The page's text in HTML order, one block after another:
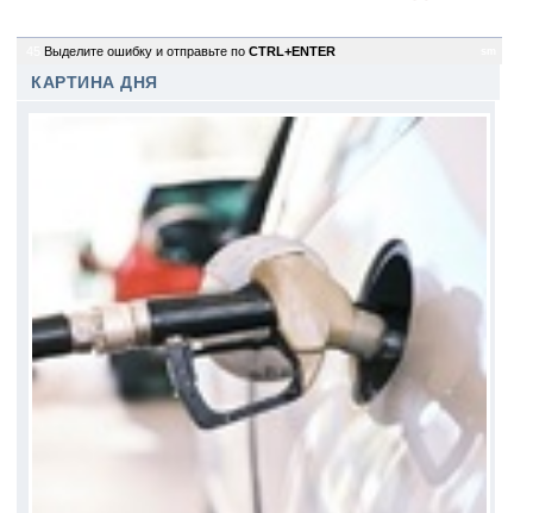
Выделите ошибку и отправьте по CTRL+ENTER
КАРТИНА ДНЯ